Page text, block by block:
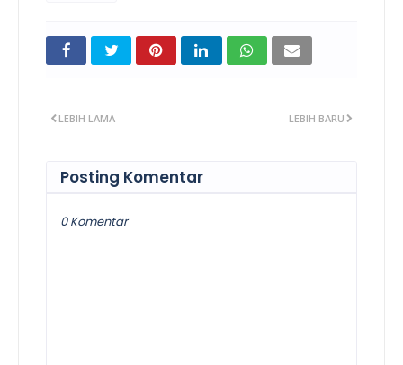
LEBIH BARU
LEBIH LAMA
Posting Komentar
0 Komentar